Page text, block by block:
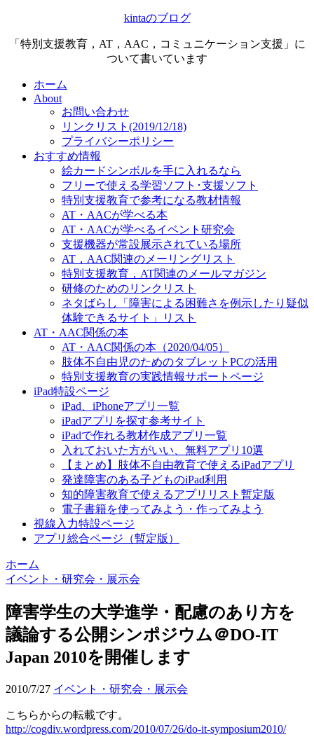
kintaのブログ
「特別支援教育，AT，AAC，コミュニケーション支援」に
ついて書いています
ホーム
About
お問い合わせ
リンクリスト(2019/12/18)
プライバシーポリシー
おすすめ情報
絵カードシンボルを手に入れるなら
フリーで使える学習ソフト･支援ソフト
特別支援教育で参考になる教材情報
AT・AACが学べる本
AT・AACが学べるイベント研究会
支援機器が常設展示されている場所
AT，AAC関連のメーリングリスト
特別支援教育，AT関連のメールマガジン
研修のためのリンクリスト
ネタばらし「障害による困難さを例示したり疑似
体験できるサイト」リスト
AT・AAC関係の本
AT・AAC関係の本（2020/04/05）
肢体不自由児のためのタブレットPCの活用
特別支援教育の実践情報サポートページ
iPad特設ページ
iPad、iPhoneアプリ一覧
iPadアプリを探す参考サイト
iPadで作れる教材作成アプリ一覧
入れておいた方がいい、無料アプリ10選
【まとめ】肢体不自由教育で使えるiPadアプリ
発達障害のある子どものiPad利用
知的障害教育で使えるアプリリスト暫定版
電子書籍を使ってみよう・作ってみよう
視線入力特設ページ
アプリ総合ページ（暫定版）
ホーム
イベント・研究会・展示会
障害学生の大学進学・配慮のあり方を
議論する公開シンポジウム＠DO-IT
Japan 2010を開催します
2010/7/27 イベント・研究会・展示会
こちらからの転載です。
http://cogdiv.wordpress.com/2010/07/26/do-it-symposium2010/